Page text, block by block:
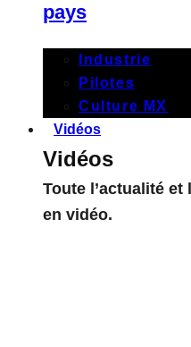
pays
Industrie
Pilotes
Culture MX
Vidéos
Vidéos
Toute l’actualité
en vidéo.